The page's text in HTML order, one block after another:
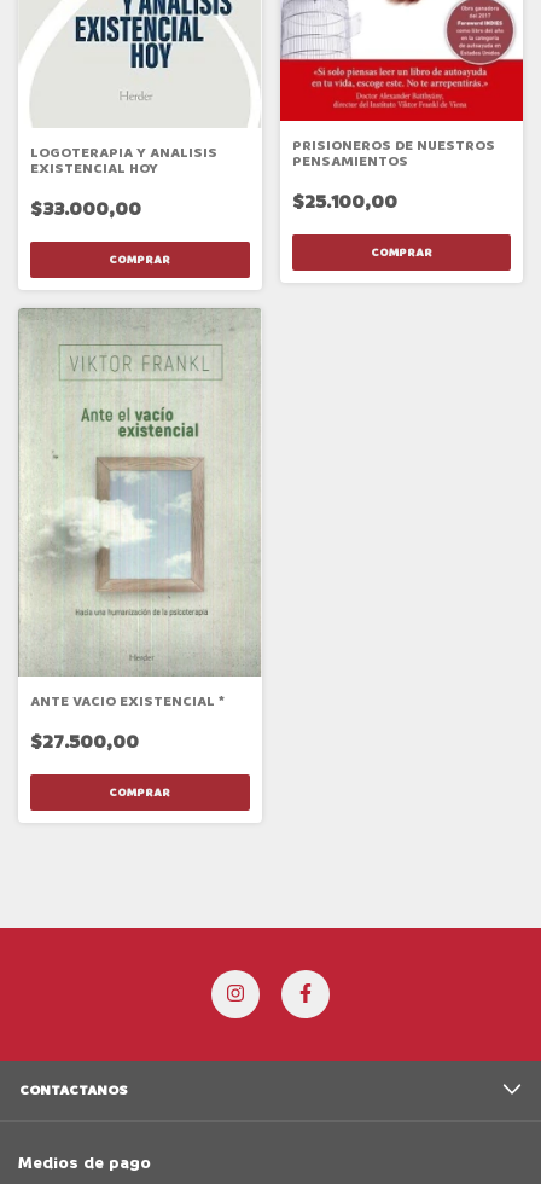
LOGOTERAPIA Y ANALISIS
EXISTENCIAL HOY
$33.000,00
PRISIONEROS DE NUESTROS
PENSAMIENTOS
$25.100,00
ANTE VACIO EXISTENCIAL *
$27.500,00
CONTACTANOS
Medios de pago